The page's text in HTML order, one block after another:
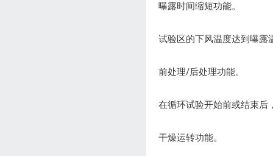
曝露时间缩短功能。
试验区的下风温度达到曝露
前处理/后处理功能。
在循环试验开始前或结束后
干燥运转功能。